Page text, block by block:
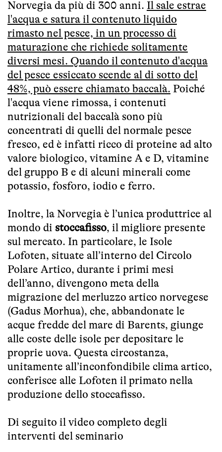
Norvegia da più di 300 anni. Il sale estrae
l'acqua e satura il contenuto liquido
rimasto nel pesce, in un processo di
maturazione che richiede solitamente
diversi mesi. Quando il contenuto d'acqua
del pesce essiccato scende al di sotto del
48%, può essere chiamato baccalà. Poiché
l'acqua viene rimossa, i contenuti
nutrizionali del baccalà sono più
concentrati di quelli del normale pesce
fresco, ed è infatti ricco di proteine ad alto
valore biologico, vitamine A e D, vitamine
del gruppo B e di alcuni minerali come
potassio, fosforo, iodio e ferro.
Inoltre, la Norvegia è l’unica produttrice al
mondo di stoccafisso, il migliore presente
sul mercato. In particolare, le Isole
Lofoten, situate all’interno del Circolo
Polare Artico, durante i primi mesi
dell’anno, divengono meta della
migrazione del merluzzo artico norvegese
(Gadus Morhua), che, abbandonate le
acque fredde del mare di Barents, giunge
alle coste delle isole per depositare le
proprie uova. Questa circostanza,
unitamente all’inconfondibile clima artico,
conferisce alle Lofoten il primato nella
produzione dello stoccafisso.
Di seguito il video completo degli
interventi del seminario